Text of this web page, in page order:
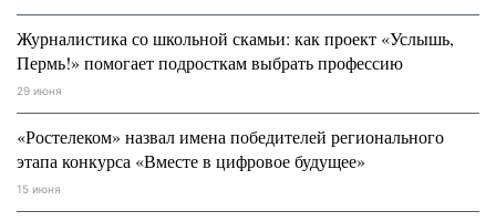
Журналистика со школьной скамьи: как проект «Услышь,
Пермь!» помогает подросткам выбрать профессию
29 июня
«Ростелеком» назвал имена победителей регионального
этапа конкурса «Вместе в цифровое будущее»
15 июня